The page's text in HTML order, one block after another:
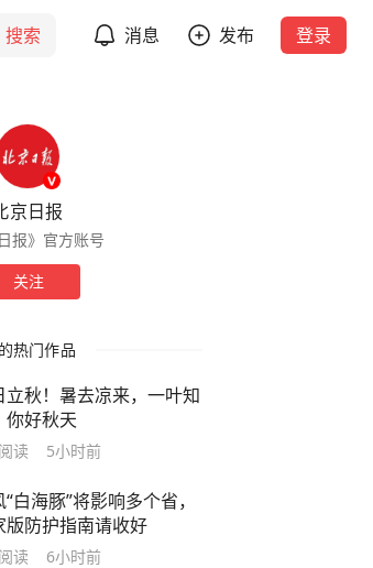
搜索 消息 发布 登录
京日报
报》官方账号
关注
热门作品
立秋！暑去凉来，一叶知
你好秋天
阅读 5小时前
“白海豚”将影响多个省，
版防护指南请收好
阅读 6小时前